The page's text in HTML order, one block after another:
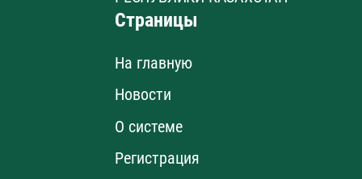
Страницы
На главную
Новости
О системе
Регистрация